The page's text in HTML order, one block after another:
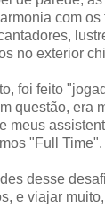
com os
no exterior
foi feito
questão, era
meus
"Full Time".
desse
e viajar